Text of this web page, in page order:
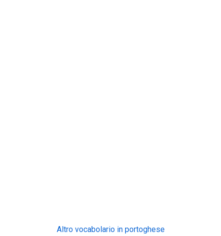
Altro vocabolario in portoghese